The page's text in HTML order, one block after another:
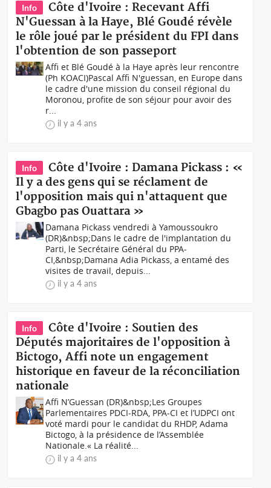
Info
Côte d'Ivoire : Recevant Affi
N'Guessan à la Haye, Blé Goudé révèle
le rôle joué par le président du FPI dans
l'obtention de son passeport
Affi et Blé Goudé à la Haye après leur rencontre
(Ph KOACI)Pascal Affi N'guessan, en Europe dans
le cadre d'une mission du conseil régional du
Moronou, profite de son séjour pour avoir des
r...
il y a 4 ans
Info
Côte d'Ivoire : Damana Pickass : «
Il y a des gens qui se réclament de
l'opposition mais qui n'attaquent que
Gbagbo pas Ouattara »
Damana Pickass vendredi à Yamoussoukro
(DR)&nbsp;Dans le cadre de l'implantation du
Parti, le Secrétaire Général du PPA-
CI,&nbsp;Damana Adia Pickass, a entamé des
visites de travail, depuis...
il y a 4 ans
Info
Côte d'Ivoire : Soutien des
Députés majoritaires de l'opposition à
Bictogo, Affi note un engagement
historique en faveur de la réconciliation
nationale
Affi N’Guessan (DR)&nbsp;Les Groupes
Parlementaires PDCI-RDA, PPA-CI et l’UDPCI ont
voté mardi pour le candidat du RHDP, Adama
Bictogo, à la présidence de l’Assemblée
Nationale.« La réalité...
il y a 4 ans